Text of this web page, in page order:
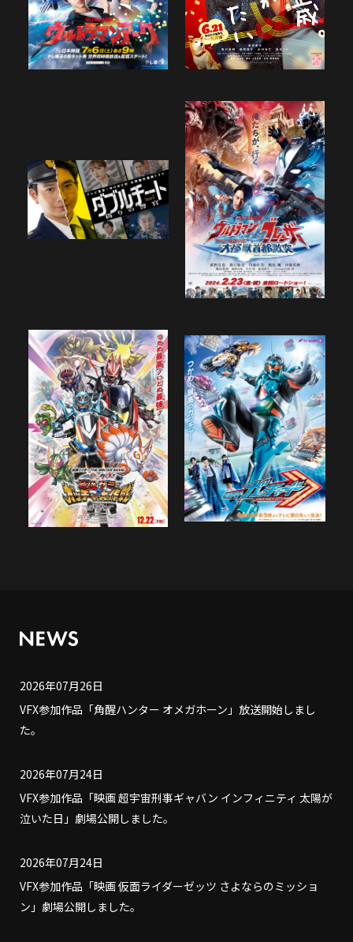
2026年07月26日
VFX参加作品「角醒ハンター オメガホーン」放送開始しまし
た。
2026年07月24日
VFX参加作品「映画 超宇宙刑事ギャバン インフィニティ 太陽が
泣いた日」劇場公開しました。
2026年07月24日
VFX参加作品「映画 仮面ライダーゼッツ さよならのミッショ
ン」劇場公開しました。